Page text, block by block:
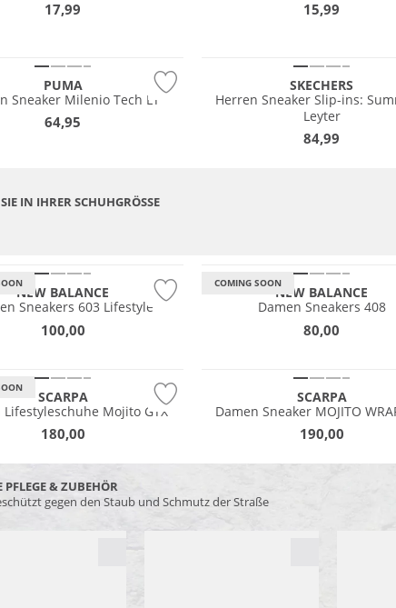
17,99 15,99
PUMA
Sneaker Milenio Tech LT
64,95
SKECHERS
Herren Sneaker Slip-ins:
Leyter
84,99
IN IHRER SCHUHGRÖSSE
NEW BALANCE
Sneakers 603 Lifestyle
100,00
COMING SOON
NEW BALANCE
Damen Sneakers 408
80,00
SCARPA
Lifestyleschuhe Mojito GTX
180,00
SCARPA
Damen Sneaker MOJITO
190,00
PFLEGE & ZUBEHÖR
gegen den Staub und Schmutz der Straße